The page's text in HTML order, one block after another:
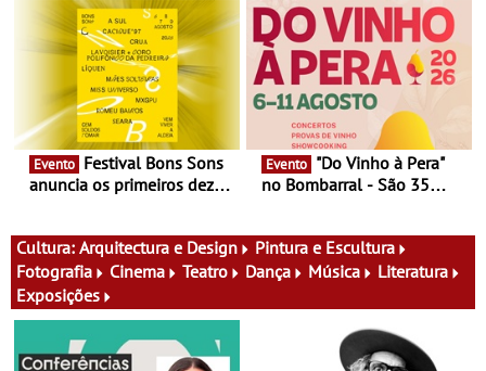
Documentário, ensaio
fílmico e práticas artísticas
percursos, oficinas,
atividades para toda a
família e muito mais
Evento
anuncia os primeiros dez
Evento
no Bombarral - São 35
experiências
Cultura: Arquitectura e Design
Pintura e Escultura
Fotografia
Cinema Teatro Dança Música
Literatura
Exposições